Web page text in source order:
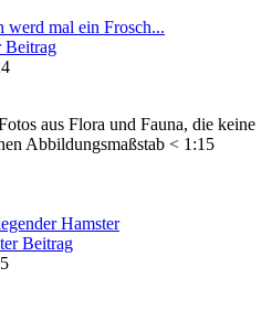
werd mal ein Frosch...
Beitrag
aus Flora und Fauna, die keine
Abbildungsmaßstab < 1:15
Hamster
Beitrag